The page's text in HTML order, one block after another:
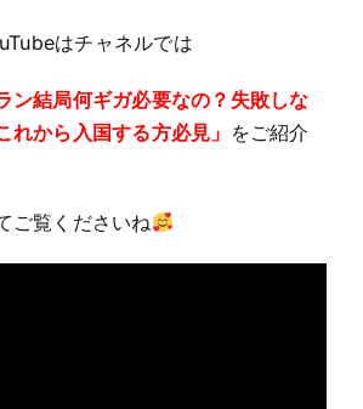
はチャネルでは
ン結局何ギガ必要なの？失敗しな
れから入国する方必見」 をご紹介
ご覧くださいね